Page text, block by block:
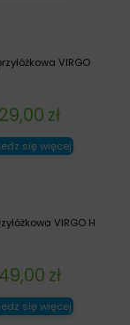
VIRGO
zł
się więcej
VIRGO H
zł
się więcej